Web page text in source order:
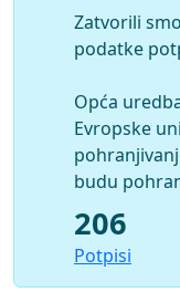
Zatvorili
podatke
Opća
Evropske
budu
206
Potpisi